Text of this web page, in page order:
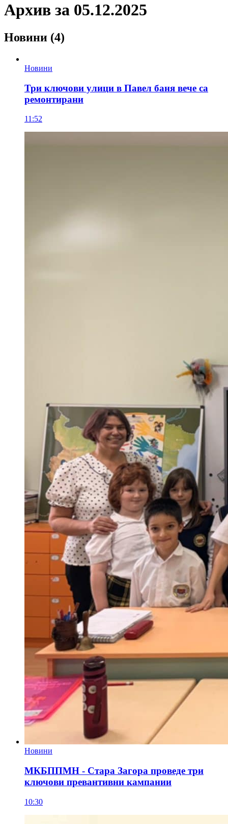
Архив за 05.12.2025
Новини (4)
Новини
Три ключови улици в Павел баня вече са
ремонтирани
11:52
Новини
МКБППМН - Стара Загора проведе три
ключови превантивни кампании
10:30